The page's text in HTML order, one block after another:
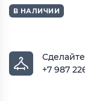
В НАЛИЧИИ
+7 987